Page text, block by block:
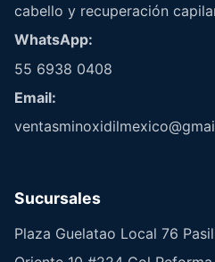
cabello y recuperación
WhatsApp:
55 6938 0408
Email:
Sucursales
Plaza Guelatao Local 76